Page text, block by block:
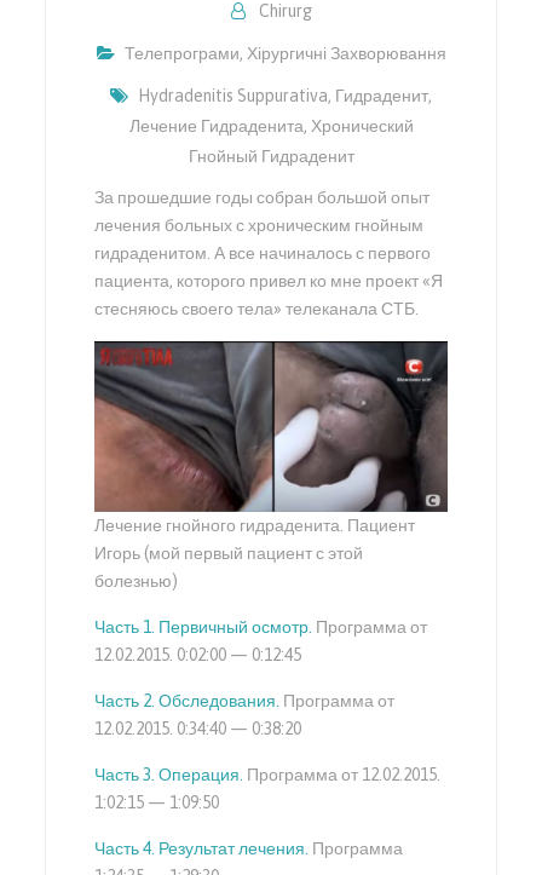
Chirurg
Телепрограми, Хірургичні Захворювання
Hydradenitis Suppurativa, Гидраденит,
Лечение Гидраденита, Хронический
Гнойный Гидраденит
За прошедшие годы собран большой опыт
лечения больных с хроническим гнойным
гидраденитом. А все начиналось с первого
пациента, которого привел ко мне проект «Я
стесняюсь своего тела» телеканала СТБ.
Лечение гнойного гидраденита. Пациент
Игорь (мой первый пациент с этой
болезнью)
Часть 1. Первичный осмотр. Программа от
12.02.2015. 0:02:00 — 0:12:45
Часть 2. Обследования. Программа от
12.02.2015. 0:34:40 — 0:38:20
Часть 3. Операция. Программа от 12.02.2015.
1:02:15 — 1:09:50
Часть 4. Результат лечения. Программа